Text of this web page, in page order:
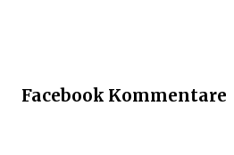
Facebook Kommentare